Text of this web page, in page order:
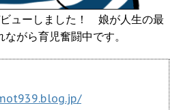
ューしました！ 娘が人生の最
がら育児奮闘中です。